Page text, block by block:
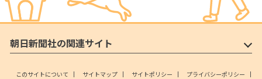
朝日新聞社の関連サイト
このサイトについて サイトマップ サイトポリシー プライバシーポリシー